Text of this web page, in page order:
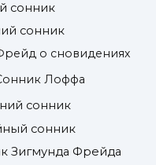
сонник
сонник
о сновидениях
Лоффа
сонник
сонник
Зигмунда Фрейда